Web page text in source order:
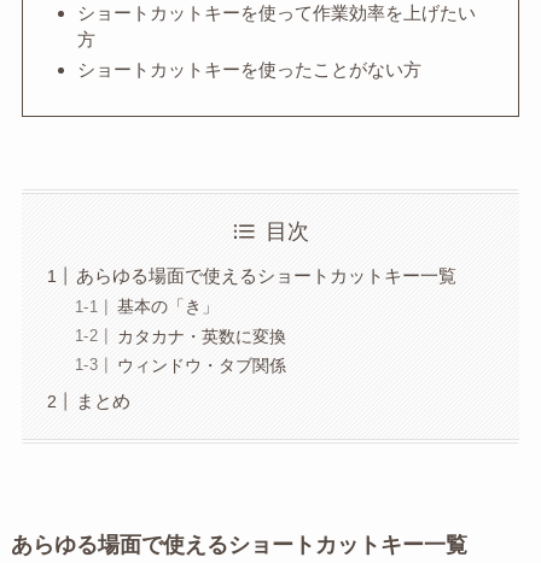
ショートカットキーを使って作業効率を上げたい
方
ショートカットキーを使ったことがない方
目次
あらゆる場面で使えるショートカットキー一覧
基本の「き」
カタカナ・英数に変換
ウィンドウ・タブ関係
まとめ
あらゆる場面で使えるショートカットキー一覧